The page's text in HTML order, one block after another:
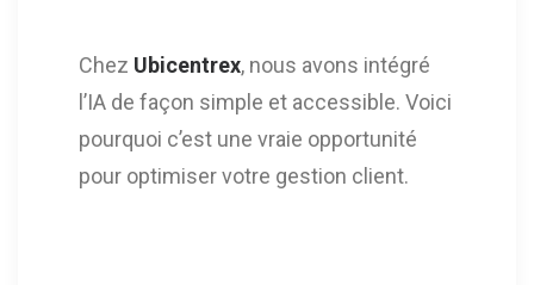
Chez Ubicentrex, nous avons intégré
l’IA de façon simple et accessible. Voici
pourquoi c’est une vraie opportunité
pour optimiser votre gestion client.